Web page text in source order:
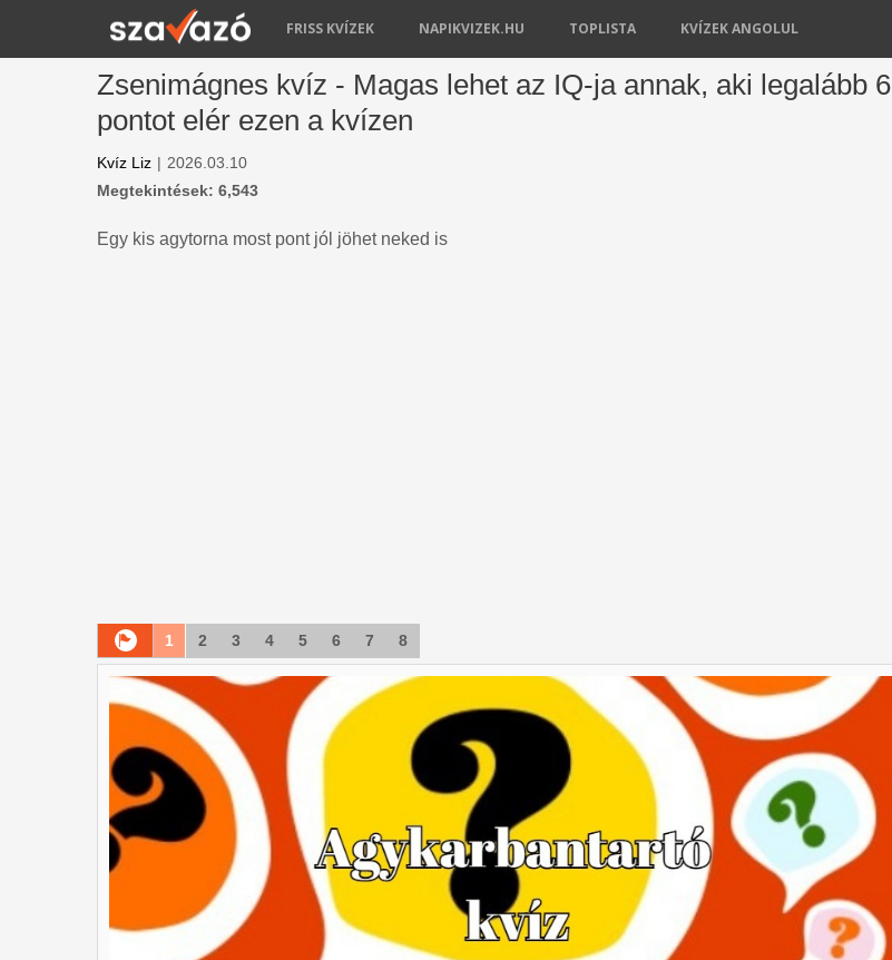
FRISS KVÍZEK NAPIKVIZEK.HU TOPLISTA KVÍZEK ANGOLUL
Zsenimágnes kvíz - Magas lehet az IQ-ja annak, aki legalább 6
pontot elér ezen a kvízen
Kvíz Liz | 2026.03.10
Megtekintések: 6,543
Egy kis agytorna most pont jól jöhet neked is
1 2 3 4 5 6 7 8